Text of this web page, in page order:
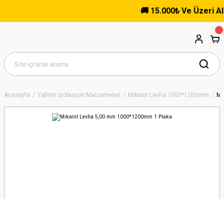
🚚 15.000₺ Ve Üzeri
Anasayfa Yalıtım İzolasyon Malzemeleri Mikanit Levha 1000*1200mm